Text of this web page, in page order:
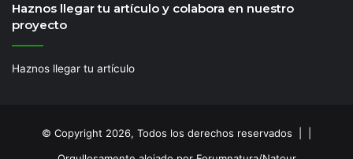
Haznos llegar tu artículo y colabora en nuestro
proyecto
Haznos llegar tu artículo
© Copyright 2026, Todos los derechos reservados | |